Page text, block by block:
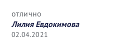
отлично
Лилия Евдокимова
02.04.2021